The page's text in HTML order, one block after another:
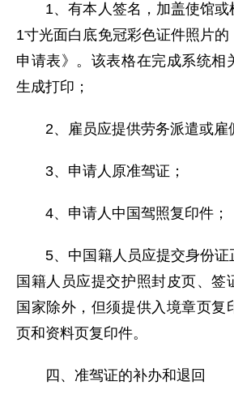
1、有本人签名，加盖使馆或
1寸光面白底免冠彩色证件照片
申请表》。该表格在完成系统相
生成打印；
2、雇员应提供劳务派遣或雇
3、申请人原准驾证；
4、申请人中国驾照复印件；
5、中国籍人员应提交身份证
国籍人员应提交护照封皮页、签
国家除外，但须提供入境章页复
页和资料页复印件。
四、准驾证的补办和退回